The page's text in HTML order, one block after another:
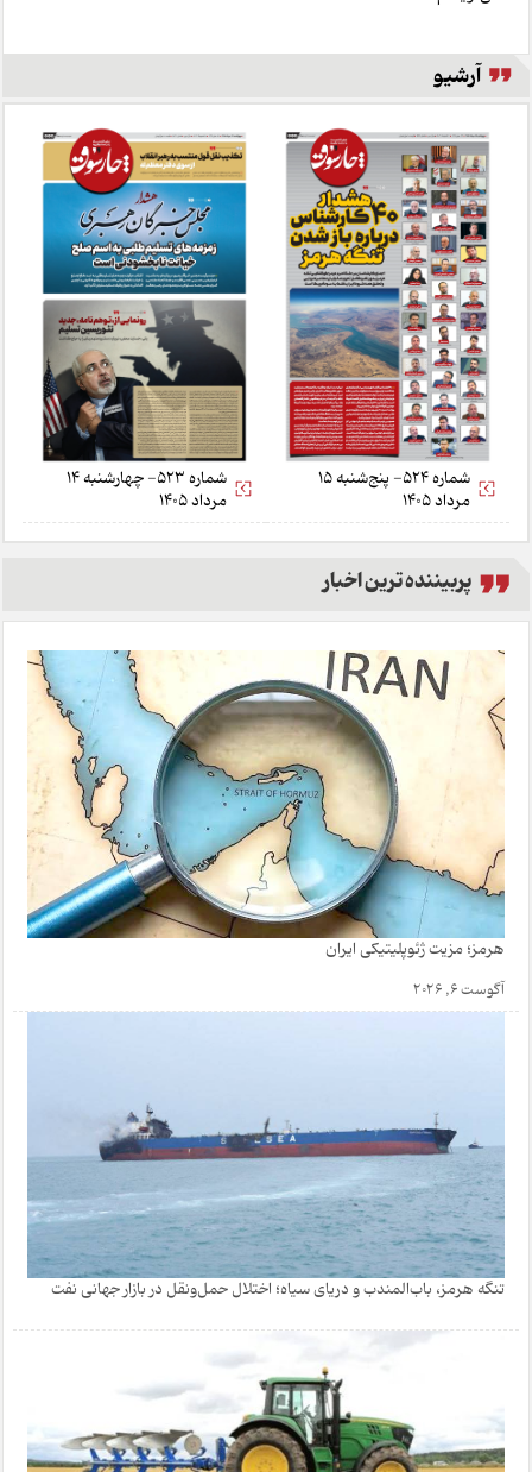
آرشیو
شماره 524- پنج‌شنبه 15
مرداد 1405
شماره 523- چهارشنبه 14
مرداد 1405
پربیننده ترین اخبار
هرمز؛ مزیت ژئوپلیتیکی ایران
آگوست 6, 2026
تنگه هرمز، باب‌المندب و دریای سیاه؛ اختلال حمل‌ونقل در بازار جهانی نفت